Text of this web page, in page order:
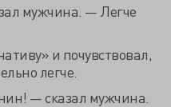
мужчина. — Легче
и почувствовал,
легче.
— сказал мужчина.